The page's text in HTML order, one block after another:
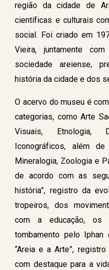
região da cidade de
científicas e culturais
social. Foi criado em
Vieira, juntamente
sociedade areiense,
história da cidade e dos
O acervo do museu é
categorias, como Arte
Visuais, Etnologia,
Iconográficos, além
Mineralogia, Zoologia e
de acordo com as
história”, registro da
tropeiros, dos
com a educação, os
tombamento pelo Iphan
“Areia e a Arte”,
com destaque para a